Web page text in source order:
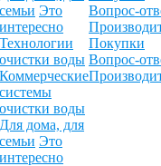
семьи Это
интересно
Технологии
очистки воды
Коммерческие
системы
очистки воды
Для дома, для
семьи Это
интересно
Вопрос-
Покупки
Вопрос-